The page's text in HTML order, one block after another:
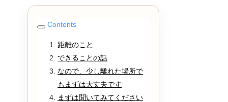
Contents
距離のこと
できることの話
なので、少し離れた場所で
もまずは大丈夫です
まずは聞いてみてください